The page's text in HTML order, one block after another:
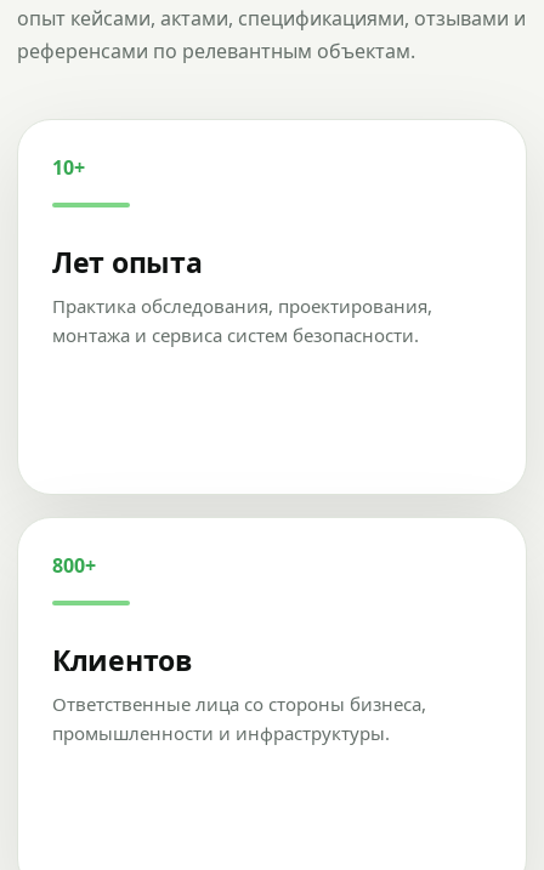
опыт кейсами, актами, спецификациями, отзывами и
референсами по релевантным объектам.
10+
Лет опыта
Практика обследования, проектирования,
монтажа и сервиса систем безопасности.
800+
Клиентов
Ответственные лица со стороны бизнеса,
промышленности и инфраструктуры.